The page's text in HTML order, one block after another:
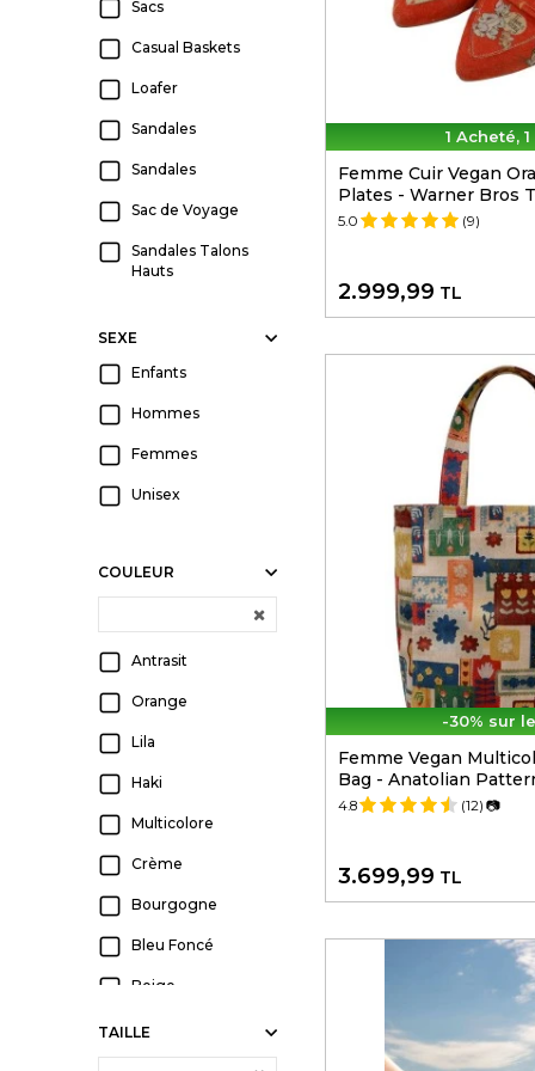
Sacs
Casual Baskets
Loafer
Sandales
Sandales
Sac de Voyage
Sandales Talons
Hauts
Couverture de
Passeport
Compensees
Baskets Hautes
Hauts
Fantaisie
Baskets Velcro
Serviette de Plage
Vêtements
SEXE
Enfants
Hommes
Femmes
Unisex
COULEUR
Antrasit
Orange
Lila
Haki
Multicolore
Crème
Bourgogne
Bleu Foncé
Beige
Vert
TAILLE
1 Acheté,
Femme Cuir Vegan
Plates - Warner Bros
5.0 (9)
2.999,99 TL
-30% sur
Femme Vegan
Bag - Anatolian
4.8 (12) 📷
3.699,99 TL